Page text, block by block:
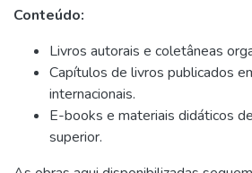
Conteúdo:
Livros autorais e coletâneas
Capítulos de livros publicados
internacionais.
E-books e materiais didáticos
superior.